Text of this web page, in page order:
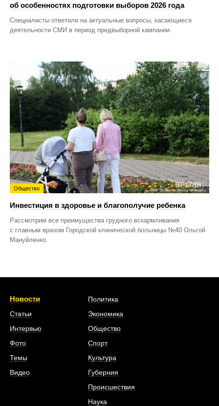
об особенностях подготовки выборов 2026 года
Специалисты ответили на актуальные вопросы, касающиеся
деятельности СМИ в период предвыборной кампании.
Общество
Инвестиция в здоровье и благополучие ребенка
Рассмотрим все преимущества грудного вскармливания
с главным врачом Городской клинической больницы №40 Ольгой
Мануйленко.
Новости
Статьи
Интервью
Фото
Темы
Видео
Политика
Экономика
Общество
Спорт
Культура
Губерния
Происшествия
Наука